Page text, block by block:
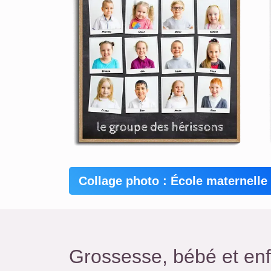
Collage photo : École maternelle
Grossesse, bébé et